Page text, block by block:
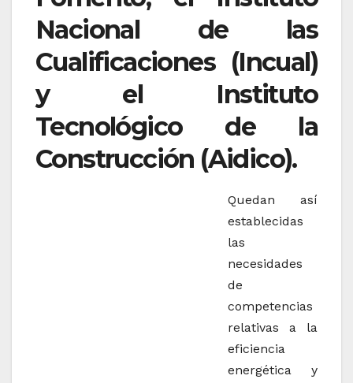
Nacional de las
Cualificaciones (Incual)
y el Instituto
Tecnológico de la
Construcción (Aidico).
Quedan así
establecidas
las
necesidades
de
competencias
relativas a la
eficiencia
energética y